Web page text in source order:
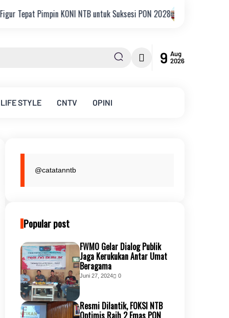
KONI NTB untuk Suksesi PON 2028 JNBA 2026, KPK Perkuat
9 Aug
2026
LIFE STYLE CNTV OPINI
@catatanntb
Popular post
FWMO Gelar Dialog Publik
Jaga Kerukukan Antar Umat
Beragama
Juni 27, 2024 0
Resmi Dilantik, FOKSI NTB
Optimis Raih 2 Emas PON